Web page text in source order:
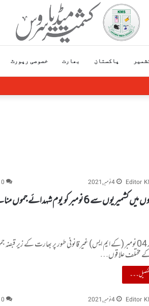
پاکستان بھارت خصوصی رپورٹ
Editor 4 نومبر, 2021 0
پوسٹروں میں کشمیریوں سے 6نومبر کو یوم شہدائے
سرینگر 04 نومبر (کے ایم ایس) غیر قانونی طور پر بھارت کے زیر
مختلف علاقوں…
تفصیل۔۔۔
Editor 4 نومبر, 2021 0